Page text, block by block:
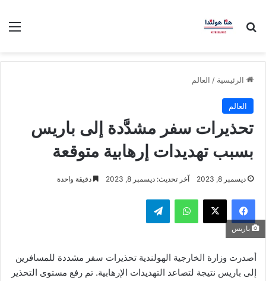
بحث عن
الرئيسية / العالم
العالم
تحذيرات سفر مشدَّدة إلى باريس
بسبب تهديدات إرهابية متوقعة
ديسمبر 8, 2023 آخر تحديث: ديسمبر 8, 2023 دقيقة واحدة
فيسبوك ‫X واتساب تيلقرام
باريس
أصدرت وزارة الخارجية الهولندية تحذيرات سفر مشددة للمسافرين
إلى باريس نتيجة لتصاعد التهديدات الإرهابية. تم رفع مستوى التحذير